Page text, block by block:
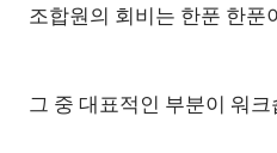
조합원의 회비는 한푼 한푼
그 중 대표적인 부분이 워